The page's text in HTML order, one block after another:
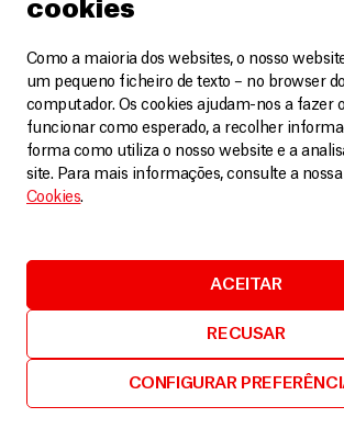
cookies
Como a maioria dos websites, o nosso
um pequeno ficheiro de texto – no browser
computador. Os cookies ajudam-nos a fazer
funcionar como esperado, a recolher
forma como utiliza o nosso website e a
site. Para mais informações, consulte a nossa
Cookies.
ACEITAR
RECUSAR
CONFIGURAR
DASHT-E-BARCHI: ATAQUE
MATERNIDADE DA MSF
12 de Maio de 2020